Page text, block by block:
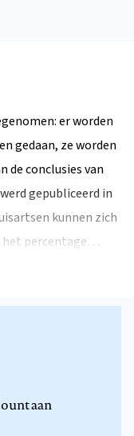
er worden
gedaan, ze worden
de conclusies van
gepubliceerd in
kunnen zich
het percentage…
aan